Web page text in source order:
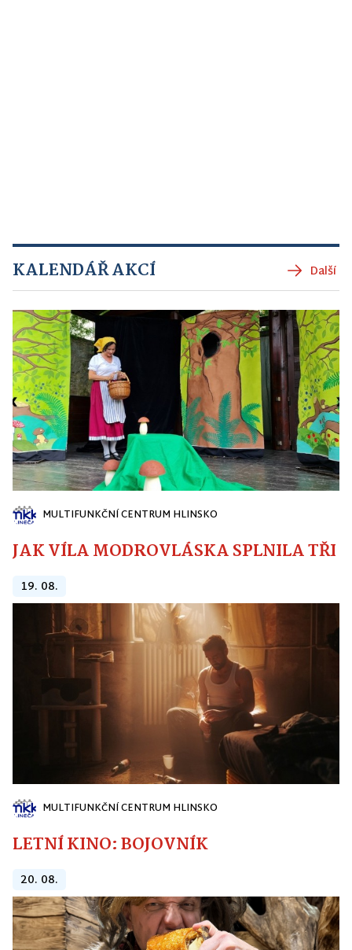
KALENDÁŘ AKCÍ Další
MULTIFUNKČNÍ CENTRUM HLINSKO
JAK VÍLA MODROVLÁSKA SPLNILA
19. 08.
MULTIFUNKČNÍ CENTRUM HLINSKO
LETNÍ KINO: BOJOVNÍK
20. 08.